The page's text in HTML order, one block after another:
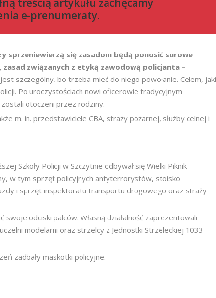
treścią artykułu zachęcamy
e-prenumeraty.
sprzeniewierzą się zasadom będą ponosić surowe
zasad związanych z etyką zawodową policjanta –
szczególny, bo trzeba mieć do niego powołanie. Celem, jaki
Po uroczystościach nowi oficerowie tradycyjnym
otoczeni przez rodziny.
m. in. przedstawiciele CBA, straży pożarnej, służby celnej i
Szkoły Policji w Szczytnie odbywał się Wielki Piknik
w tym sprzęt policyjnych antyterrorystów, stoisko
i sprzęt inspektoratu transportu drogowego oraz straży
odciski palców. Własną działalność zaprezentowali
modelarni oraz strzelcy z Jednostki Strzeleckiej 1033
zadbały maskotki policyjne.